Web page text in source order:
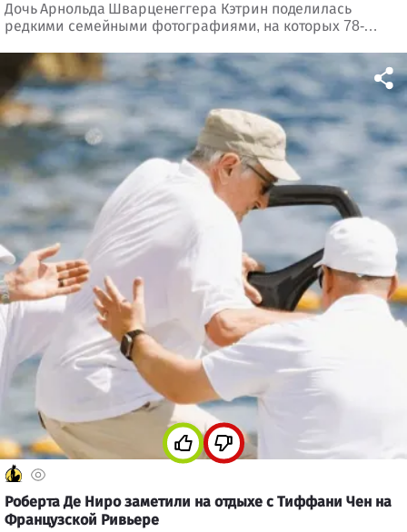
Дочь Арнольда Шварценеггера Кэтрин поделилась
редкими семейными фотографиями, на которых 78-
счастливым дедушкой.
Роберта Де Ниро заметили на отдыхе с Тиффани Чен на
Французской Ривьере